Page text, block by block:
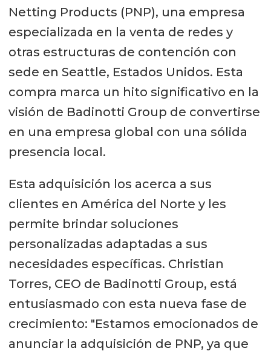
Netting Products (PNP), una empresa
especializada en la venta de redes y
otras estructuras de contención con
sede en Seattle, Estados Unidos. Esta
compra marca un hito significativo en la
visión de Badinotti Group de convertirse
en una empresa global con una sólida
presencia local.
Esta adquisición los acerca a sus
clientes en América del Norte y les
permite brindar soluciones
personalizadas adaptadas a sus
necesidades específicas. Christian
Torres, CEO de Badinotti Group, está
entusiasmado con esta nueva fase de
crecimiento: "Estamos emocionados de
anunciar la adquisición de PNP, ya que